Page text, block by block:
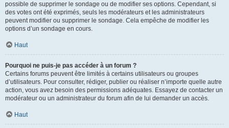
possible de supprimer le sondage ou de modifier ses options. Cependant, si
des votes ont été exprimés, seuls les modérateurs et les administrateurs
peuvent modifier ou supprimer le sondage. Cela empêche de modifier les
options d’un sondage en cours.
Haut
Pourquoi ne puis-je pas accéder à un forum ?
Certains forums peuvent être limités à certains utilisateurs ou groupes
d’utilisateurs. Pour consulter, rédiger, publier ou réaliser n’importe quelle autre
action, vous avez besoin des permissions adéquates. Essayez de contacter un
modérateur ou un administrateur du forum afin de lui demander un accès.
Haut